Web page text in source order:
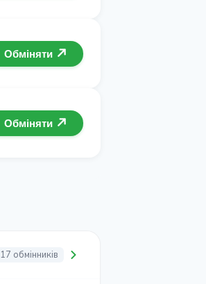
Обміняти
Обміняти
17 обмінників